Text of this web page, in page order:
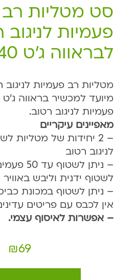
סט מטליות רב
פעמיות לניגוב
לבראווה ג'ט 240
מטליות רב פעמיות לניגוב
מיועד למכשיר בראווה
פעמיות לניגוב רטוב.
מאפיינים עיקריים
– 2 יחידות של מטליות
לניגוב רטוב
– ניתן
לשטוף ידנית וליבש
– ניתן לשטוף במכונת
אין לכבס עם פריטים
– אפשרות לאיסוף עצמי.
₪69